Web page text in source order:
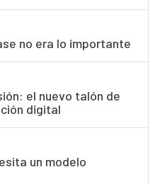
no era lo importante
el nuevo talón de
digital
un modelo